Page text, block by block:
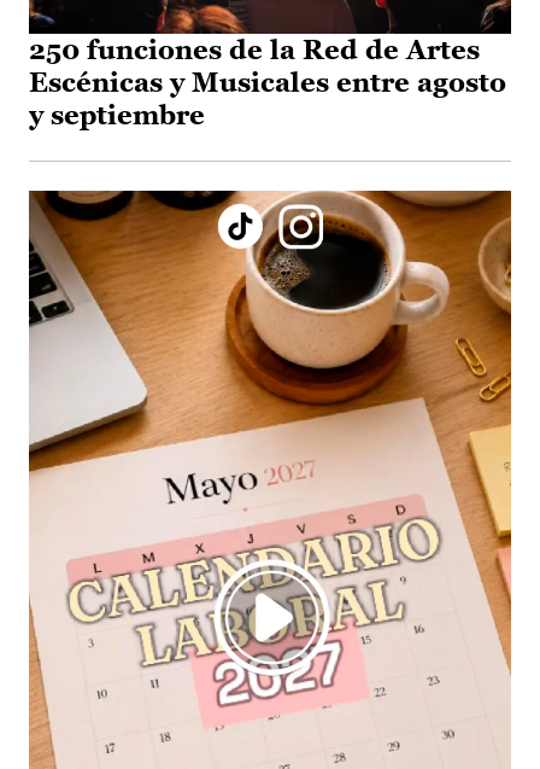
250 funciones de la Red de Artes
Escénicas y Musicales entre agosto
y septiembre